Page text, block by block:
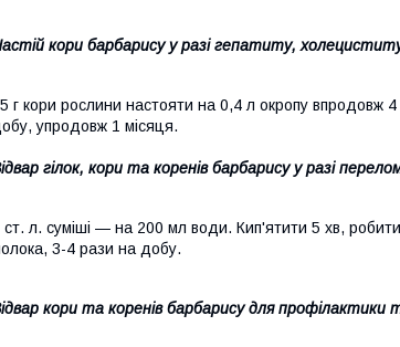
кори барбарису у разі гепатиту,
г кори рослини настояти на 0,4 л окропу впродовж
упродовж 1 місяця.
гілок, кори та коренів барбарису у разі
ст. л. суміші — на 200 мл води. Кип'ятити 5 хв,
3-4 рази на добу.
кори та коренів барбарису для профілактики